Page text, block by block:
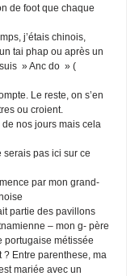
de foot que chaque
j’étais chinois,
tai phap ou après un
» Anc do » (
Le reste, on s’en
ou croient.
de nos jours mais cela
serais pas ici sur ce
par mon grand-
partie des pavillons
– mon g- père
portugaise métissée
Entre parenthese, ma
mariée avec un